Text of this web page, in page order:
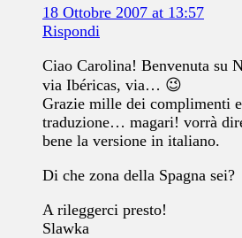
18 Ottobre 2007 at 13:57
Rispondi
Ciao Carolina! Benvenuta su
via Ibéricas, via… 😉
Grazie mille dei complimenti
traduzione… magari! vorrà
bene la versione in italiano.
Di che zona della Spagna sei?
A rileggerci presto!
Slawka